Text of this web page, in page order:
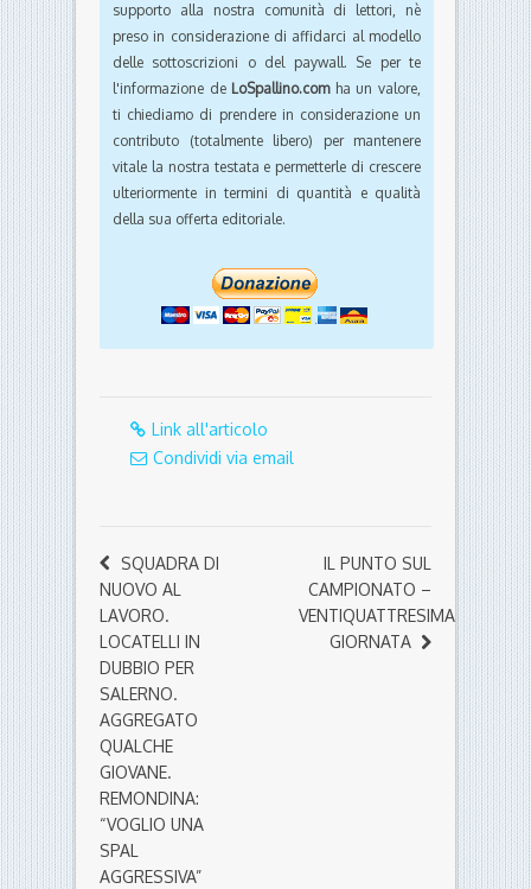
supporto alla nostra comunità di lettori, nè
preso in considerazione di affidarci al modello
delle sottoscrizioni o del paywall. Se per te
l'informazione de LoSpallino.comha un valore,
ti chiediamo di prendere in considerazione un
contributo (totalmente libero) per mantenere
vitale la nostra testata e permetterle di crescere
ulteriormente in termini di quantità e qualità
della sua offerta editoriale.
Link all'articolo
Condividi via email
SQUADRA DI
NUOVO AL
LAVORO.
LOCATELLI IN
DUBBIO PER
SALERNO.
AGGREGATO
QUALCHE
GIOVANE.
REMONDINA:
“VOGLIO UNA
SPAL
AGGRESSIVA”
IL PUNTO SUL
CAMPIONATO –
VENTIQUATTRESIMA
GIORNATA